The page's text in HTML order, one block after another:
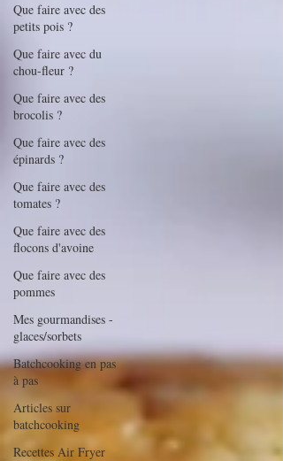
Que faire avec des
petits pois ?
Que faire avec du
chou-fleur ?
Que faire avec des
brocolis ?
Que faire avec des
épinards ?
Que faire avec des
tomates ?
Que faire avec des
flocons d'avoine
Que faire avec des
pommes
Mes gourmandises -
glaces/sorbets
Batchcooking en pas
à pas
Articles sur
batchcooking
Recettes Air Fryer